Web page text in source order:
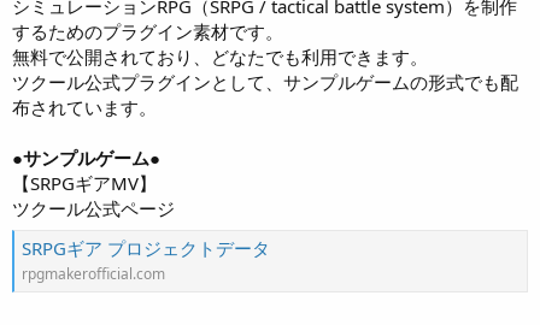
シミュレーションRPG（SRPG / tactical battle system）を制作
するためのプラグイン素材です。
無料で公開されており、どなたでも利用できます。
ツクール公式プラグインとして、サンプルゲームの形式でも配
布されています。
●サンプルゲーム●
【SRPGギアMV】
ツクール公式ページ
SRPGギア プロジェクトデータ
rpgmakerofficial.com